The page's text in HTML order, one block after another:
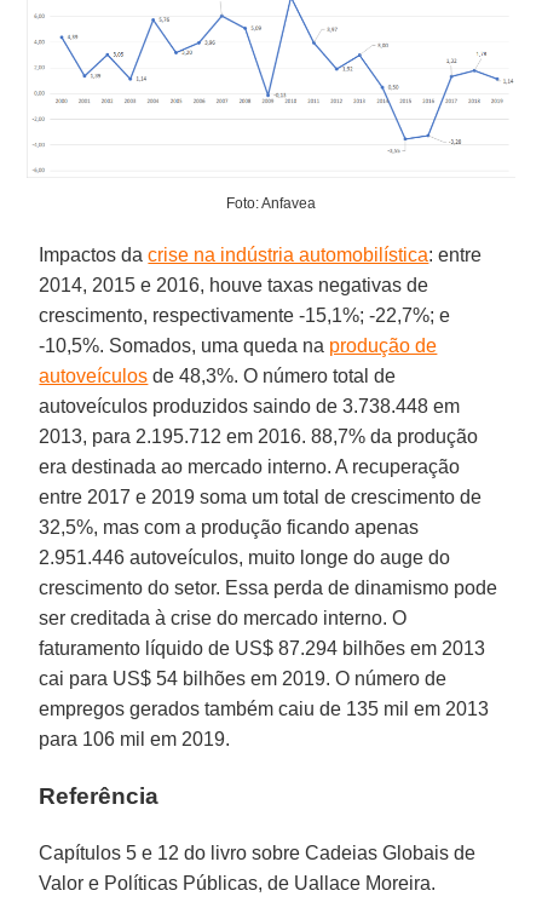
Foto: Anfavea
Impactos dacrise na indústria automobilística: entre
2014, 2015 e 2016, houve taxas negativas de
crescimento, respectivamente -15,1%; -22,7%; e
-10,5%. Somados, uma queda na produção de
autoveículos de 48,3%. O número total de
autoveículos produzidos saindo de 3.738.448 em
2013, para 2.195.712 em 2016. 88,7% da produção
era destinada ao mercado interno. A recuperação
entre 2017 e 2019 soma um total de crescimento de
32,5%, mas com a produção ficando apenas
2.951.446 autoveículos, muito longe do auge do
crescimento do setor. Essa perda de dinamismo pode
ser creditada à crise do mercado interno. O
faturamento líquido de US$ 87.294 bilhões em 2013
cai para US$ 54 bilhões em 2019. O número de
empregos gerados também caiu de 135 mil em 2013
para 106 mil em 2019.
Referência
Capítulos 5 e 12 do livro sobre Cadeias Globais de
Valor e Políticas Públicas, de Uallace Moreira.